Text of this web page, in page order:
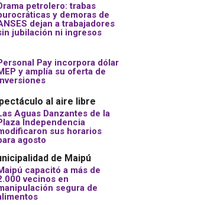
petrolero: trabas
y demoras de
dejan a trabajadores
jubilación ni ingresos
Pay incorpora dólar
y amplía su oferta de
al aire libre
Aguas Danzantes de la
Independencia
sus horarios
agosto
de Maipú
capacitó a más de
vecinos en
segura de